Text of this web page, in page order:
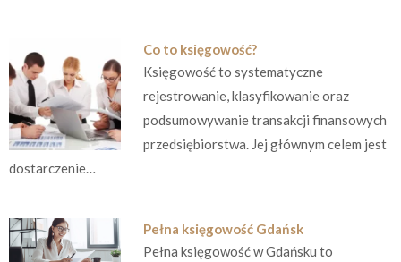
Co to księgowość?
Księgowość to systematyczne
rejestrowanie, klasyfikowanie oraz
podsumowywanie transakcji finansowych
przedsiębiorstwa. Jej głównym celem jest
dostarczenie…
Pełna księgowość Gdańsk
Pełna księgowość w Gdańsku to